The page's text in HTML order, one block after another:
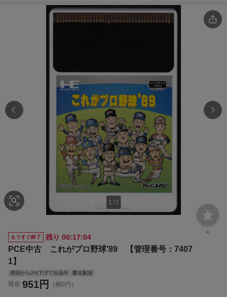
1 /2
4
もうすぐ終了
残り 00:17:03
PCE中古 これがプロ野球’89 【管理番号：7407
1】
前回から2%下げて出品中 匿名配送
現在 951円 （税0円）